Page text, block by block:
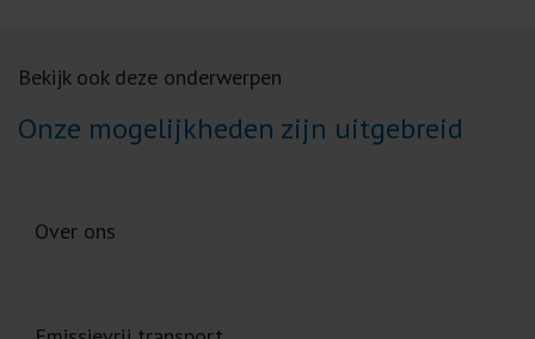
Bekijk ook deze onderwerpen
Onze mogelijkheden zijn uitgebreid
Over ons